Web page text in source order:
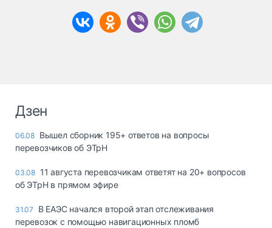
Дзен
06.08 Вышел сборник 195+ ответов на вопросы
перевозчиков об ЭТрН
03.08 11 августа перевозчикам ответят на 20+ вопросов
об ЭТрН в прямом эфире
31.07
В ЕАЭС начался второй этап отслеживания
перевозок с помощью навигационных пломб